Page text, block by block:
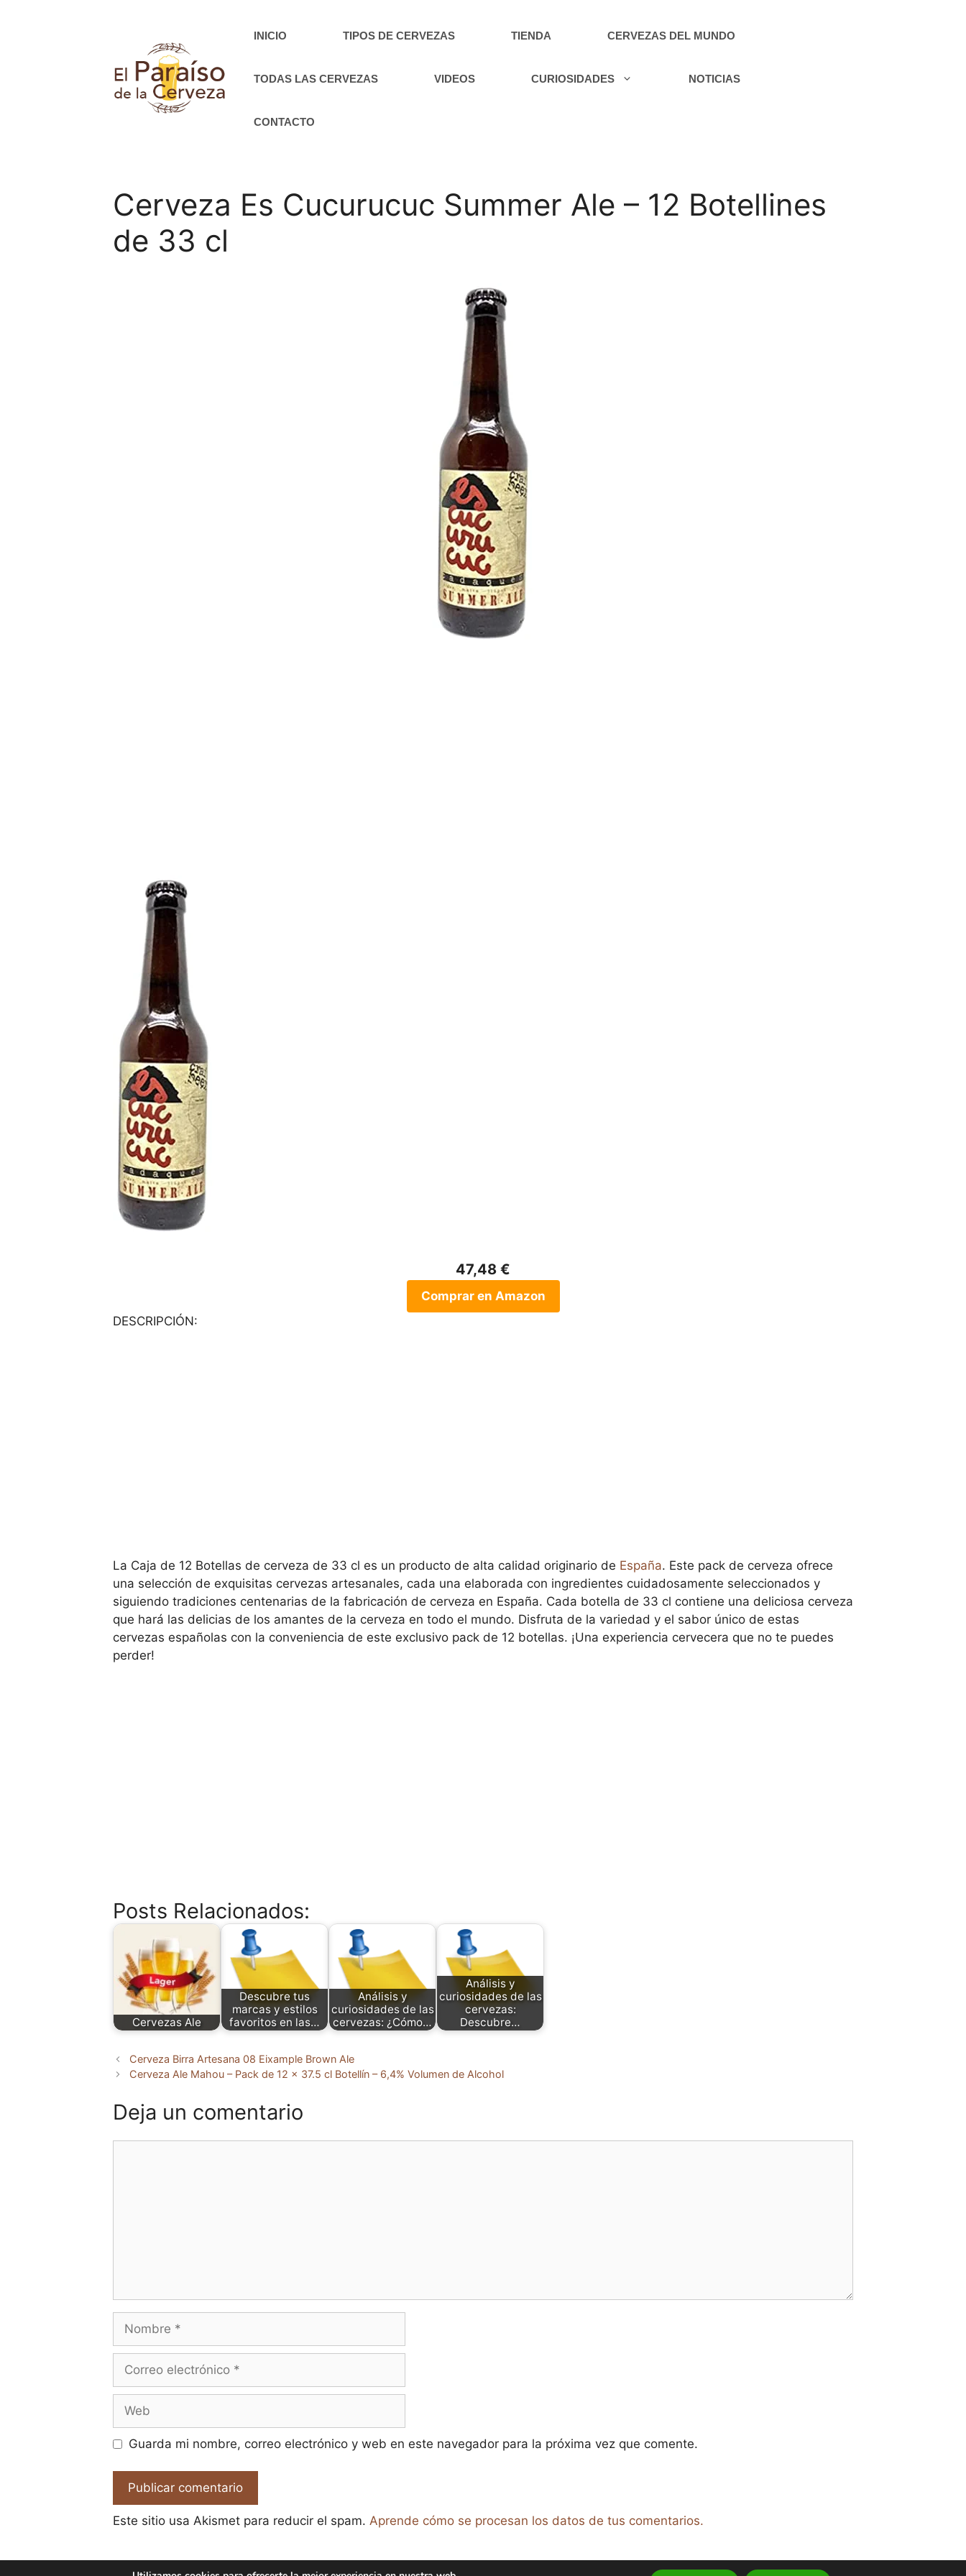
INICIO TIPOS DE CERVEZAS TIENDA CERVEZAS DEL MUNDO
TODAS LAS CERVEZAS VIDEOS CURIOSIDADES NOTICIAS
CONTACTO
Cerveza Es Cucurucuc Summer Ale – 12 Botellines
de 33 cl
47,48 €
Comprar en Amazon
DESCRIPCIÓN:
La Caja de 12 Botellas de cerveza de 33 cl es un producto de alta calidad originario de España. Este pack de cerveza ofrece
una selección de exquisitas cervezas artesanales, cada una elaborada con ingredientes cuidadosamente seleccionados y
siguiendo tradiciones centenarias de la fabricación de cerveza en España. Cada botella de 33 cl contiene una deliciosa cerveza
que hará las delicias de los amantes de la cerveza en todo el mundo. Disfruta de la variedad y el sabor único de estas
cervezas españolas con la conveniencia de este exclusivo pack de 12 botellas. ¡Una experiencia cervecera que no te puedes
perder!
Posts Relacionados:
Cervezas Ale
Descubre tus
marcas y estilos
favoritos en las…
Análisis y
curiosidades de las
cervezas: ¿Cómo…
Análisis y
curiosidades de las
cervezas:
Descubre…
Cerveza Birra Artesana 08 Eixample Brown Ale
Cerveza Ale Mahou – Pack de 12 x 37.5 cl Botellín – 6,4% Volumen de Alcohol
Deja un comentario
electrónico
Guarda mi nombre, correo electrónico y web en este navegador para la próxima vez que comente.
Este sitio usa Akismet para reducir el spam. Aprende cómo se procesan los datos de tus comentarios.